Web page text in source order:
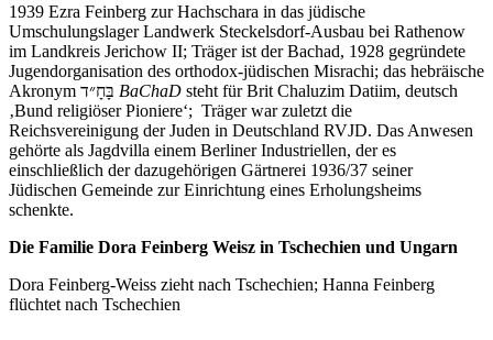
1939 Ezra Feinberg zur Hachschara in das jüdische
Umschulungslager Landwerk Steckelsdorf-Ausbau bei Rathenow
im Landkreis Jerichow II; Träger ist der Bachad, 1928 gegründete
Jugendorganisation des orthodox-jüdischen Misrachi; das hebräische
BaChaD steht für Brit Chaluzim Datiim, deutsch
‚Bund religiöser Pioniere‘; Träger war zuletzt die
Reichsvereinigung der Juden in Deutschland RVJD. Das Anwesen
gehörte als Jagdvilla einem Berliner Industriellen, der es
einschließlich der dazugehörigen Gärtnerei 1936/37 seiner
Jüdischen Gemeinde zur Einrichtung eines Erholungsheims
schenkte.
Die Familie Dora Feinberg Weisz in Tschechien und Ungarn
Dora Feinberg-Weiss zieht nach Tschechien; Hanna Feinberg
flüchtet nach Tschechien